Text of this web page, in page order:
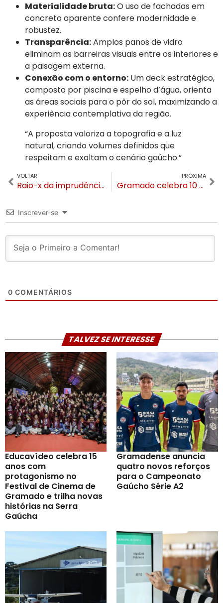
Materialidade bruta:O uso de fachadas em
concreto aparente confere modernidade e
robustez.
Transparência:Amplos panos de vidro
eliminam as barreiras visuais entre os interiores e
a paisagem externa.
Conexão com o entorno: Um deck estratégico,
composto por piscina e espelho d’água, orienta
as áreas sociais para o pôr do sol, maximizando a
experiência contemplativa da região.
“A proposta valoriza a topografia e a luz
natural, criando volumes definidos que
respeitam e exaltam o cenário gaúcho.”
VOLTAR
Raio-x da imprudência revela que a ERS-115 mata três vezes mais que outras rodovias estaduais
PRÓXIMA
Gramado celebra 10 anos do Projeto Corações Afetuosos com evento gratuito na Vila Joaquina
Inscrever-se
0 COMENTÁRIOS
TALVEZ SE INTERESSE
Educavídeo celebra 15
anos com
protagonismo no
Festival de Cinema de
Gramado e trilha novas
histórias na Serra
Gaúcha
Gramadense anuncia
quatro novos reforços
para o Campeonato
Gaúcho Série A2